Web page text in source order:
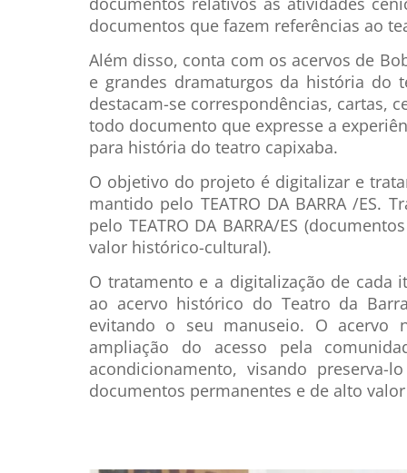
documentos que fazem referências ao
Além disso, conta com os acervos de
e grandes dramaturgos da história do
destacam-se correspondências, cartas,
todo documento que expresse a
para história do teatro capixaba.
O objetivo do projeto é digitalizar e
mantido pelo TEATRO DA BARRA /ES.
pelo TEATRO DA BARRA/ES
valor histórico-cultural).
O tratamento e a digitalização de
ao acervo histórico do Teatro da
evitando o seu manuseio. O acervo
ampliação do acesso pela
acondicionamento, visando
documentos permanentes e de alto